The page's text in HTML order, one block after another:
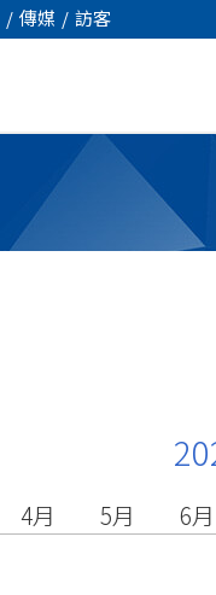
/ 傳媒 / 訪客
4月 5月 6月